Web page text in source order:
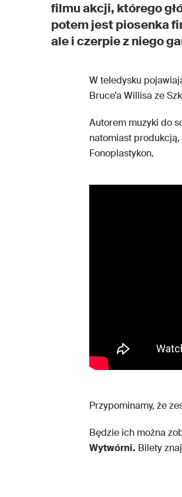
filmu akcji, którego
potem jest piosenka
ale i czerpie z niego
W teledysku
Bruce’a Willisa ze
Autorem muzyki do
natomiast
Fonoplastykon.
Przypominamy, że
Będzie ich można
Wytwórni. Bilety